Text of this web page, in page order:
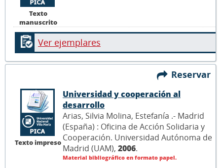
Texto
manuscrito
Ver ejemplares
Reservar
Texto impreso
Universidad y cooperación al
desarrollo
Arias, Silvia Molina, Estefanía .- Madrid
(España) : Oficina de Acción Solidaria y
Cooperación. Universidad Autónoma de
Madrid (UAM), 2006.
Material bibliográfico en formato papel.